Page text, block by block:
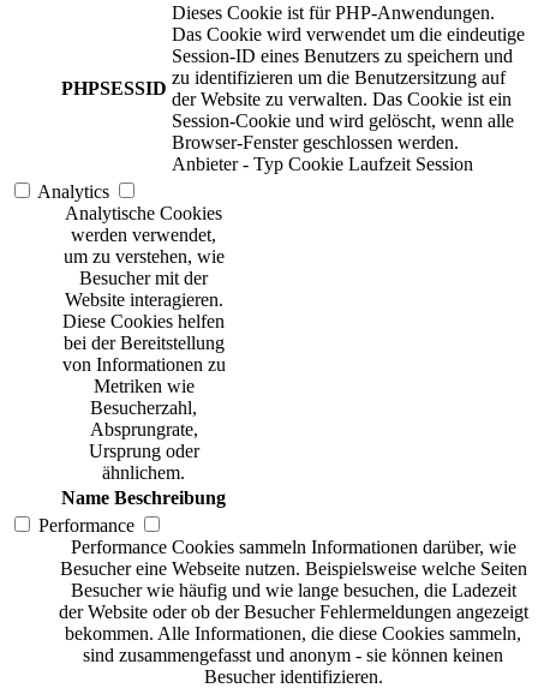
PHPSESSID
Dieses Cookie ist für PHP-Anwendungen.
Das Cookie wird verwendet um die eindeutige
Session-ID eines Benutzers zu speichern und
zu identifizieren um die Benutzersitzung auf
der Website zu verwalten. Das Cookie ist ein
Session-Cookie und wird gelöscht, wenn alle
Browser-Fenster geschlossen werden.
Anbieter - Typ Cookie Laufzeit Session
Analytics
Analytische Cookies
werden verwendet,
um zu verstehen, wie
Besucher mit der
Website interagieren.
Diese Cookies helfen
bei der Bereitstellung
von Informationen zu
Metriken wie
Besucherzahl,
Absprungrate,
Ursprung oder
ähnlichem.
Name Beschreibung
Performance
Performance Cookies sammeln Informationen darüber, wie
Besucher eine Webseite nutzen. Beispielsweise welche Seiten
Besucher wie häufig und wie lange besuchen, die Ladezeit
der Website oder ob der Besucher Fehlermeldungen angezeigt
bekommen. Alle Informationen, die diese Cookies sammeln,
sind zusammengefasst und anonym - sie können keinen
Besucher identifizieren.